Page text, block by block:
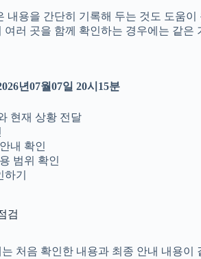
내용을 간단히 기록해 두는 것도 도움
러 곳을 함께 확인하는 경우에는 같은
년07월07일 20시15분
현재 상황 전달
내 확인
범위 확인
기
검
처음 확인한 내용과 최종 안내 내용